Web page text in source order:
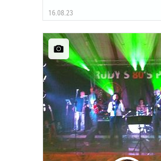
16.08.23